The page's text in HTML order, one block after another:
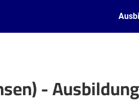
- Leaflet| ©